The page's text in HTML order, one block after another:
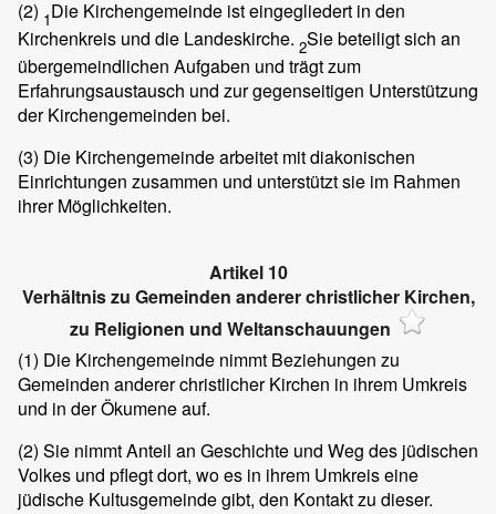
(2) 1Die Kirchengemeinde ist eingegliedert in den
Kirchenkreis und die Landeskirche. 2Sie beteiligt sich an
übergemeindlichen Aufgaben und trägt zum
Erfahrungsaustausch und zur gegenseitigen Unterstützung
der Kirchengemeinden bei.
(3) Die Kirchengemeinde arbeitet mit diakonischen
Einrichtungen zusammen und unterstützt sie im Rahmen
ihrer Möglichkeiten.
Artikel 10
Verhältnis zu Gemeinden anderer christlicher Kirchen,
zu Religionen und Weltanschauungen
(1) Die Kirchengemeinde nimmt Beziehungen zu
Gemeinden anderer christlicher Kirchen in ihrem Umkreis
und in der Ökumene auf.
(2) Sie nimmt Anteil an Geschichte und Weg des jüdischen
Volkes und pflegt dort, wo es in ihrem Umkreis eine
jüdische Kultusgemeinde gibt, den Kontakt zu dieser.